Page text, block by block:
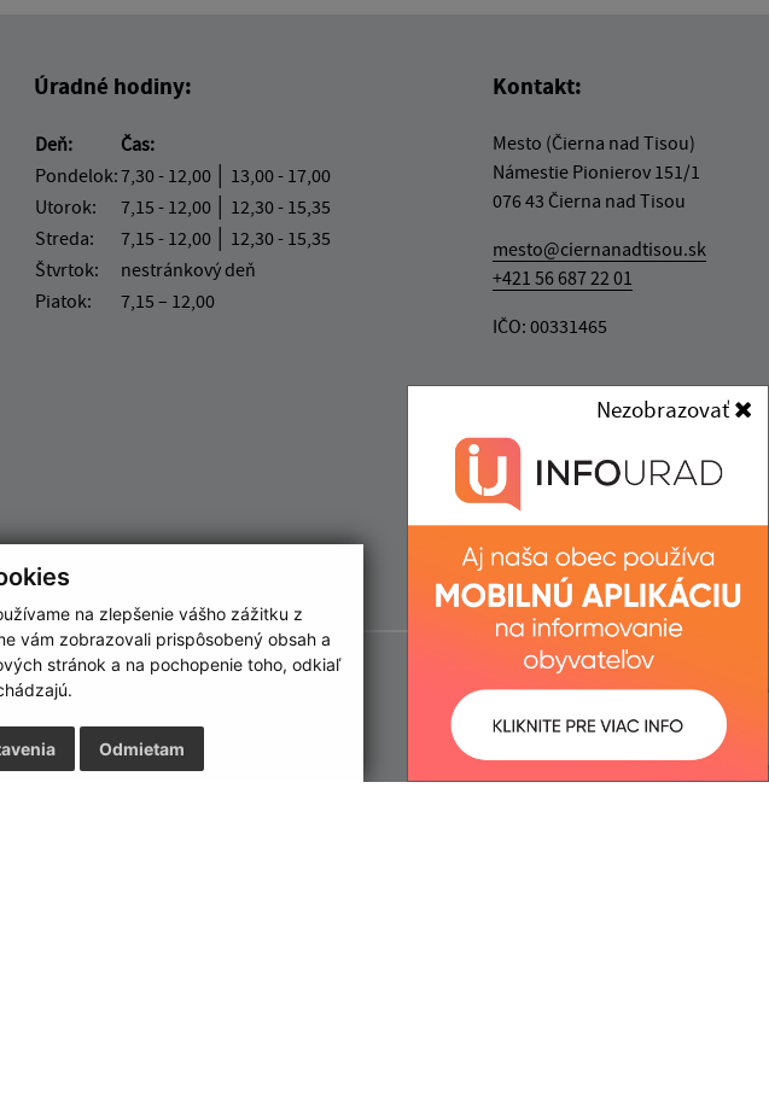
na zlepšenie vášho zážitku z
vám zobrazovali prispôsobený obsah a
stránok a na pochopenie toho, odkiaľ
Odmietam
Úradné hodiny:
Deň:
Čas:
Pondelok:7,30 - 12,00 │ 13,00 - 17,00
Utorok:
7,15 - 12,00 │ 12,30 - 15,35
Streda:
7,15 - 12,00 │ 12,30 - 15,35
Štvrtok:
nestránkový deň
Piatok:
7,15 – 12,00
Kontakt:
Mesto (Čierna nad Tisou)
Námestie Pionierov 151/1
076 43 Čierna nad Tisou
mesto@ciernanadtisou.sk
+421 56 687 22 01
IČO: 00331465
Nezobrazovať